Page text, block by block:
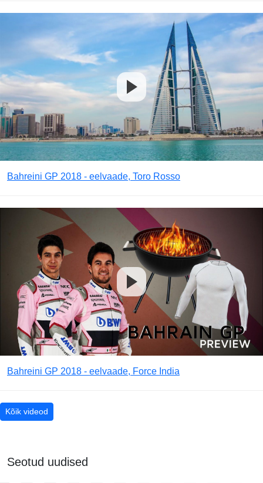
Bahreini GP 2018 - eelvaade, Toro Rosso
Bahreini GP 2018 - eelvaade, Force India
Kõik videod
Seotud uudised